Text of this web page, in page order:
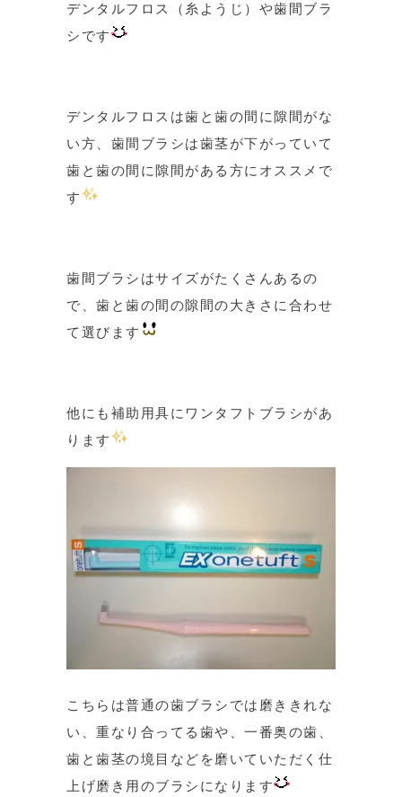
デンタルフロス（糸ようじ）や歯間ブラ
シです
デンタルフロスは歯と歯の間に隙間がな
い方、歯間ブラシは歯茎が下がっていて
歯と歯の間に隙間がある方にオススメで
す
歯間ブラシはサイズがたくさんあるの
で、歯と歯の間の隙間の大きさに合わせ
て選びます
他にも補助用具にワンタフトブラシがあ
ります
こちらは普通の歯ブラシでは磨ききれな
い、重なり合ってる歯や、一番奥の歯、
歯と歯茎の境目などを磨いていただく仕
上げ磨き用のブラシになります